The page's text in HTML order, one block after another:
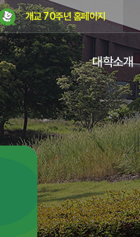
개교 70주년 홈페이지
대학소개